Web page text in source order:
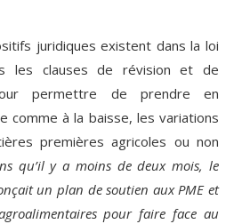
juridiques existent dans la loi
les clauses de révision et de
permettre de prendre en
comme à la baisse, les variations
premières agricoles ou non
qu’il y a moins de deux mois, le
un plan de soutien aux PME et
pour faire face au